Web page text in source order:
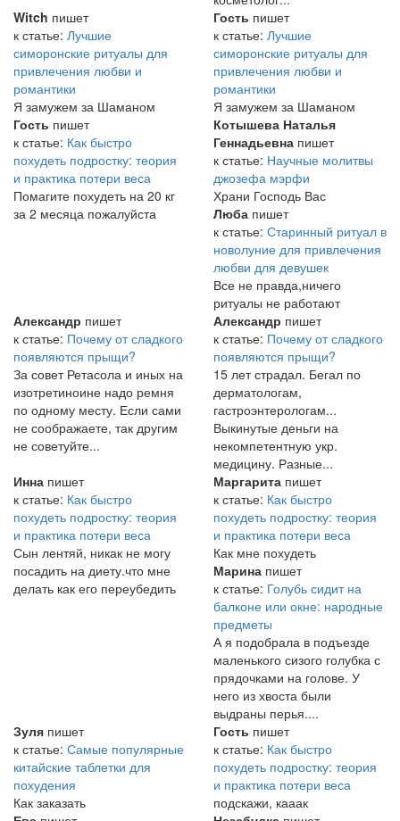
Witch пишет
к статье: Лучшие
симоронские ритуалы для
привлечения любви и
романтики
Я замужем за Шаманом
Гость пишет
к статье: Лучшие
симоронские ритуалы для
привлечения любви и
романтики
Я замужем за Шаманом
Гость пишет
к статье: Как быстро
похудеть подростку: теория
и практика потери веса
Помагите похудеть на 20 кг
за 2 месяца пожалуйста
Котышева Наталья
Геннадьевна пишет
к статье: Научные молитвы
джозефа мэрфи
Храни Господь Вас
Люба пишет
к статье: Старинный ритуал в
новолуние для привлечения
любви для девушек
Все не правда,ничего
ритуалы не работают
Александр пишет
к статье: Почему от сладкого
появляются прыщи?
За совет Ретасола и иных на
изотретиноине надо ремня
по одному месту. Если сами
не соображаете, так другим
не советуйте...
Александр пишет
к статье: Почему от сладкого
появляются прыщи?
15 лет страдал. Бегал по
дерматологам,
гастроэнтерологам...
Выкинутые деньги на
некомпетентную укр.
медицину. Разные...
Инна пишет
к статье: Как быстро
похудеть подростку: теория
и практика потери веса
Сын лентяй, никак не могу
посадить на диету.что мне
делать как его переубедить
Маргарита пишет
к статье: Как быстро
похудеть подростку: теория
и практика потери веса
Как мне похудеть
Марина пишет
к статье: Голубь сидит на
балконе или окне: народные
предметы
А я подобрала в подъезде
маленького сизого голубка с
прядочками на голове. У
него из хвоста были
выдраны перья....
Зуля пишет
к статье: Самые популярные
китайские таблетки для
похудения
Как заказать
Гость пишет
к статье: Как быстро
похудеть подростку: теория
и практика потери веса
подскажи, кааак